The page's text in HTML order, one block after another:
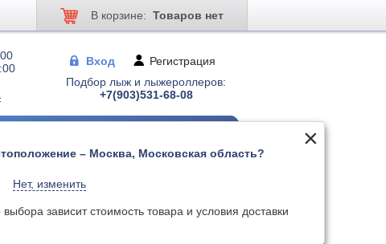
В корзине: Товаров нет
– Москва, Московская область?
Нет, изменить
зависит стоимость товара и условия доставки
Вход Регистрация
Подбор лыж и лыжероллеров:
+7(903)531-68-08
для лыжер-ов Палки для лыжер-ов
Поиск